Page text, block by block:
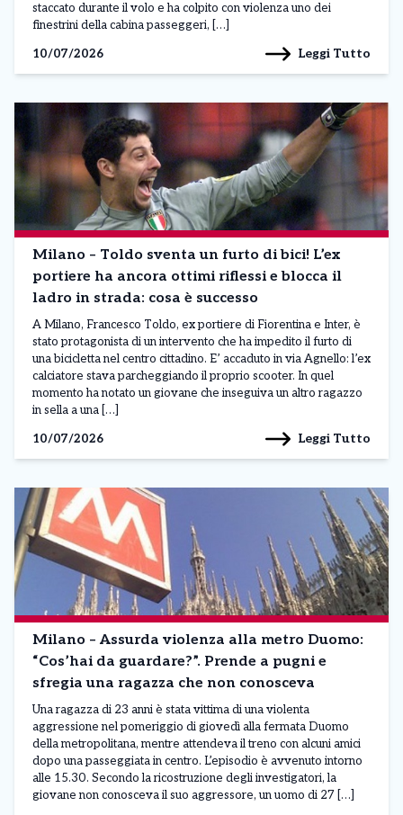
staccato durante il volo e ha colpito con violenza uno dei
finestrini della cabina passeggeri, […]
10/07/2026
Leggi Tutto
Milano – Toldo sventa un furto di bici! L’ex
portiere ha ancora ottimi riflessi e blocca il
ladro in strada: cosa è successo
A Milano, Francesco Toldo, ex portiere di Fiorentina e Inter, è
stato protagonista di un intervento che ha impedito il furto di
una bicicletta nel centro cittadino. E’ accaduto in via Agnello: l’ex
calciatore stava parcheggiando il proprio scooter. In quel
momento ha notato un giovane che inseguiva un altro ragazzo
in sella a una […]
10/07/2026
Leggi Tutto
Milano – Assurda violenza alla metro Duomo:
“Cos’hai da guardare?”. Prende a pugni e
sfregia una ragazza che non conosceva
Una ragazza di 23 anni è stata vittima di una violenta
aggressione nel pomeriggio di giovedì alla fermata Duomo
della metropolitana, mentre attendeva il treno con alcuni amici
dopo una passeggiata in centro. L’episodio è avvenuto intorno
alle 15.30. Secondo la ricostruzione degli investigatori, la
giovane non conosceva il suo aggressore, un uomo di 27 […]